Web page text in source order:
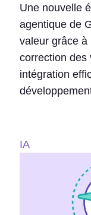
Une nouvelle
agentique de
valeur grâce à
correction des
intégration
IA